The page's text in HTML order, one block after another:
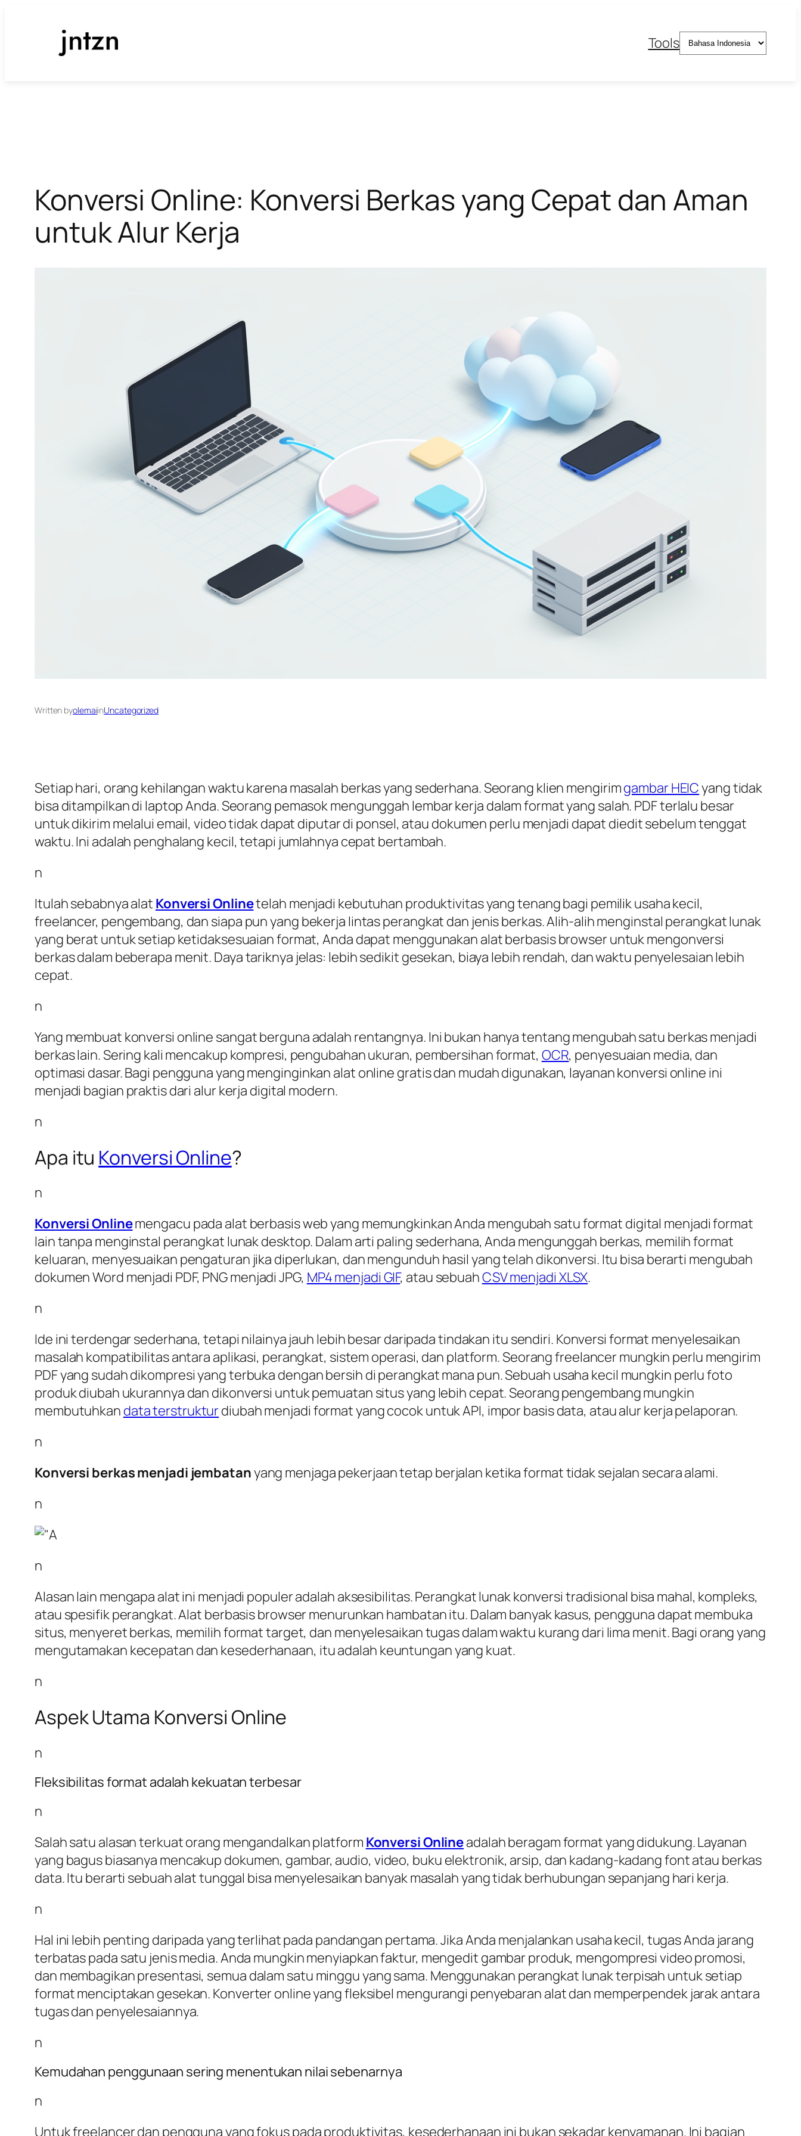
ToolsPilih
sebuah
Konversi Online: Konversi Berkas yang Cepat dan Aman
untuk Alur Kerja
Written byolemaiinUncategorized
Setiap hari, orang kehilangan waktu karena masalah berkas yang sederhana. Seorang klien mengirimgambar HEICyang tidak
bisa ditampilkan di laptop Anda. Seorang pemasok mengunggah lembar kerja dalam format yang salah. PDF terlalu besar
untuk dikirim melalui email, video tidak dapat diputar di ponsel, atau dokumen perlu menjadi dapat diedit sebelum tenggat
waktu. Ini adalah penghalang kecil, tetapi jumlahnya cepat bertambah.
n
Itulah sebabnya alat Konversi Onlinetelah menjadi kebutuhan produktivitas yang tenang bagi pemilik usaha kecil,
freelancer, pengembang, dan siapa pun yang bekerja lintas perangkat dan jenis berkas. Alih-alih menginstal perangkat lunak
yang berat untuk setiap ketidaksesuaian format, Anda dapat menggunakan alat berbasis browser untuk mengonversi
berkas dalam beberapa menit. Daya tariknya jelas: lebih sedikit gesekan, biaya lebih rendah, dan waktu penyelesaian lebih
cepat.
n
Yang membuat konversi online sangat berguna adalah rentangnya. Ini bukan hanya tentang mengubah satu berkas menjadi
berkas lain. Sering kali mencakup kompresi, pengubahan ukuran, pembersihan format, OCR, penyesuaian media, dan
optimasi dasar. Bagi pengguna yang menginginkan alat online gratis dan mudah digunakan, layanan konversi online ini
menjadi bagian praktis dari alur kerja digital modern.
n
Apa itu Konversi Online?
n
Konversi Onlinemengacu pada alat berbasis web yang memungkinkan Anda mengubah satu format digital menjadi format
lain tanpa menginstal perangkat lunak desktop. Dalam arti paling sederhana, Anda mengunggah berkas, memilih format
keluaran, menyesuaikan pengaturan jika diperlukan, dan mengunduh hasil yang telah dikonversi. Itu bisa berarti mengubah
dokumen Word menjadi PDF, PNG menjadi JPG, MP4 menjadi GIF, atau sebuahCSV menjadi XLSX.
n
Ide ini terdengar sederhana, tetapi nilainya jauh lebih besar daripada tindakan itu sendiri. Konversi format menyelesaikan
masalah kompatibilitas antara aplikasi, perangkat, sistem operasi, dan platform. Seorang freelancer mungkin perlu mengirim
PDF yang sudah dikompresi yang terbuka dengan bersih di perangkat mana pun. Sebuah usaha kecil mungkin perlu foto
produk diubah ukurannya dan dikonversi untuk pemuatan situs yang lebih cepat. Seorang pengembang mungkin
membutuhkan data terstrukturdiubah menjadi format yang cocok untuk API, impor basis data, atau alur kerja pelaporan.
n
Konversi berkas menjadi jembatanyang menjaga pekerjaan tetap berjalan ketika format tidak sejalan secara alami.
n
n
Alasan lain mengapa alat ini menjadi populer adalah aksesibilitas. Perangkat lunak konversi tradisional bisa mahal, kompleks,
atau spesifik perangkat. Alat berbasis browser menurunkan hambatan itu. Dalam banyak kasus, pengguna dapat membuka
situs, menyeret berkas, memilih format target, dan menyelesaikan tugas dalam waktu kurang dari lima menit. Bagi orang yang
mengutamakan kecepatan dan kesederhanaan, itu adalah keuntungan yang kuat.
n
Aspek Utama Konversi Online
n
Fleksibilitas format adalah kekuatan terbesar
n
Salah satu alasan terkuat orang mengandalkan platform Konversi Onlineadalah beragam format yang didukung. Layanan
yang bagus biasanya mencakup dokumen, gambar, audio, video, buku elektronik, arsip, dan kadang-kadang font atau berkas
data. Itu berarti sebuah alat tunggal bisa menyelesaikan banyak masalah yang tidak berhubungan sepanjang hari kerja.
n
Hal ini lebih penting daripada yang terlihat pada pandangan pertama. Jika Anda menjalankan usaha kecil, tugas Anda jarang
terbatas pada satu jenis media. Anda mungkin menyiapkan faktur, mengedit gambar produk, mengompresi video promosi,
dan membagikan presentasi, semua dalam satu minggu yang sama. Menggunakan perangkat lunak terpisah untuk setiap
format menciptakan gesekan. Konverter online yang fleksibel mengurangi penyebaran alat dan memperpendek jarak antara
tugas dan penyelesaiannya.
n
Kemudahan penggunaan sering menentukan nilai sebenarnya
n
Untuk freelancer dan pengguna yang fokus pada produktivitas, kesederhanaan ini bukan sekadar kenyamanan. Ini bagian